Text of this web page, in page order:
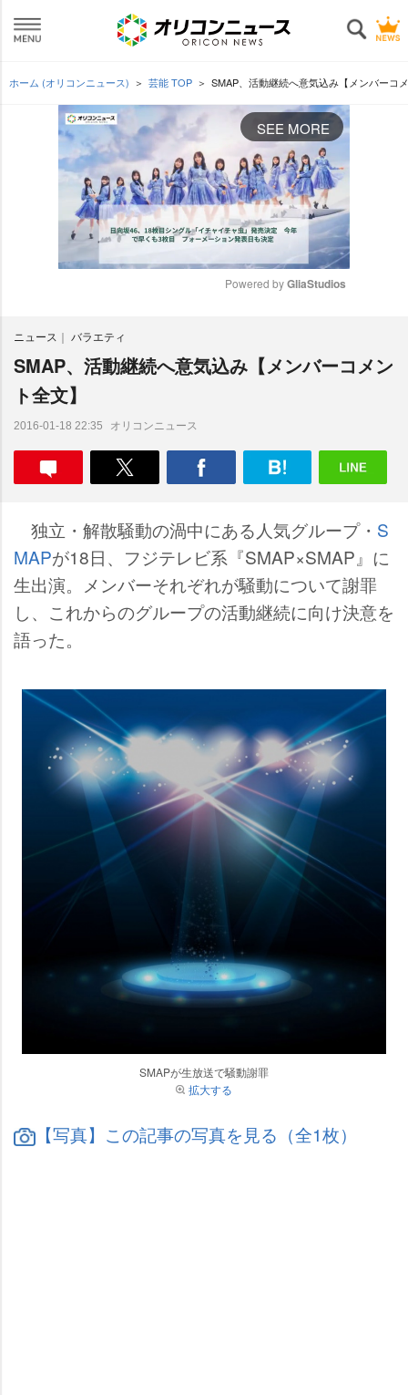
ホーム (オリコンニュース) 芸能 TOP SMAP、活動継続へ意気込み【メンバーコ
SEE MORE
e
Powered by GliaStudios
ニュース バラエティ
SMAP、活動継続へ意気込み【メンバーコメン
ト全文】
2016-01-18 22:35 オリコンニュース
独立・解散騒動の渦中にある人気グループ・ S
MAPが18日、フジテレビ系『SMAP×SMAP』に
生出演。メンバーそれぞれが騒動について謝罪
し、これからのグループの活動継続に向け決意を
語った。
SMAPが生放送で騒動謝罪
拡大する
【写真】この記事の写真を見る（全1枚）